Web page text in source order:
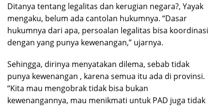
Ditanya tentang legalitas dan kerugian negara?, Yayak
mengaku, belum ada cantolan hukumnya. “Dasar
hukumnya dari apa, persoalan legalitas bisa koordinasi
dengan yang punya kewenangan,” ujarnya.
Sehingga, dirinya menyatakan dilema, sebab tidak
punya kewenangan , karena semua itu ada di provinsi.
“Kita mau mengobrak tidak bisa bukan
kewenangannya, mau menikmati untuk PAD juga tidak